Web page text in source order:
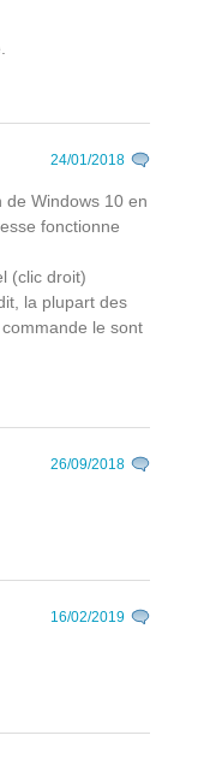
24/01/2018
Windows 10 en
fonctionne
(clic droit)
la plupart des
le sont
26/09/2018
16/02/2019